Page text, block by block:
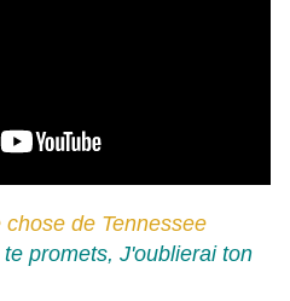
chose de Tennessee
promets, J'oublierai ton